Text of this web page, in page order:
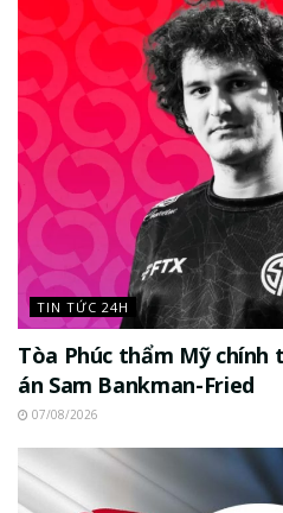
TIN TỨC 24H
Tòa Phúc thẩm Mỹ
án Sam Bankman-Fried
07/08/2026